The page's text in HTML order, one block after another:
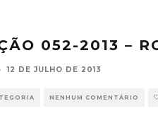
052-2013 –
· 12 DE JULHO DE 2013
NENHUM COMENTÁRIO